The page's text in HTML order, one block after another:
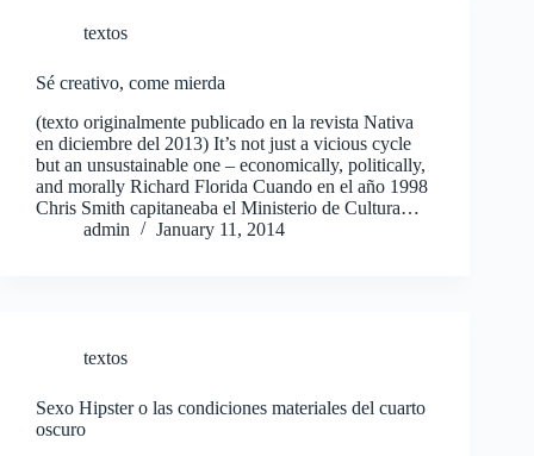
textos
Sé creativo, come mierda
(texto originalmente publicado en la revista Nativa
en diciembre del 2013) It’s not just a vicious cycle
but an unsustainable one – economically, politically,
and morally Richard Florida Cuando en el año 1998
Chris Smith capitaneaba el Ministerio de Cultura…
admin
January 11, 2014
textos
Sexo Hipster o las condiciones materiales del cuarto
oscuro